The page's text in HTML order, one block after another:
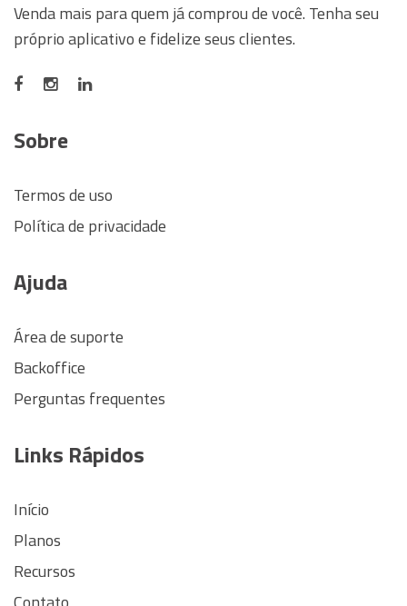
Venda mais para quem já comprou de você. Tenha seu
próprio aplicativo e fidelize seus clientes.
Sobre
Termos de uso
Política de privacidade
Ajuda
Área de suporte
Backoffice
Perguntas frequentes
Links Rápidos
Início
Planos
Recursos